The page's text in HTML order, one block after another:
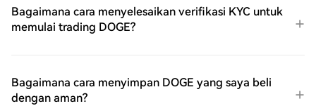
Bagaimana cara menyelesaikan verifikasi KYC untuk
memulai trading DOGE?
Bagaimana cara menyimpan DOGE yang saya beli
dengan aman?